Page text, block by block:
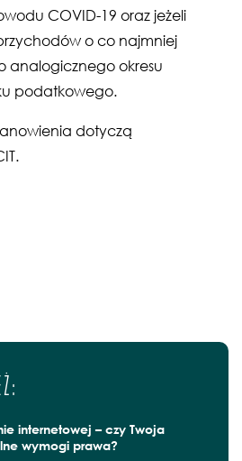
COVID-19 oraz jeżeli
o co najmniej
analogicznego okresu
podatkowego.
dotyczą
internetowej – czy Twoja
wymogi prawa?